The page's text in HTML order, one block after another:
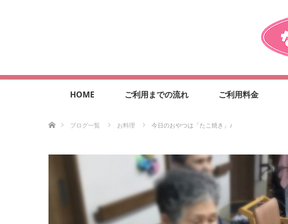
HOME ご利用までの流れ ご利用料金
ブログ一覧
お料理 今日のおやつは「たこ焼き」♪